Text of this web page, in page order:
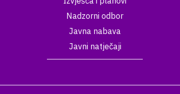
Nadzorni odbor
Javna nabava
Javni natječaji